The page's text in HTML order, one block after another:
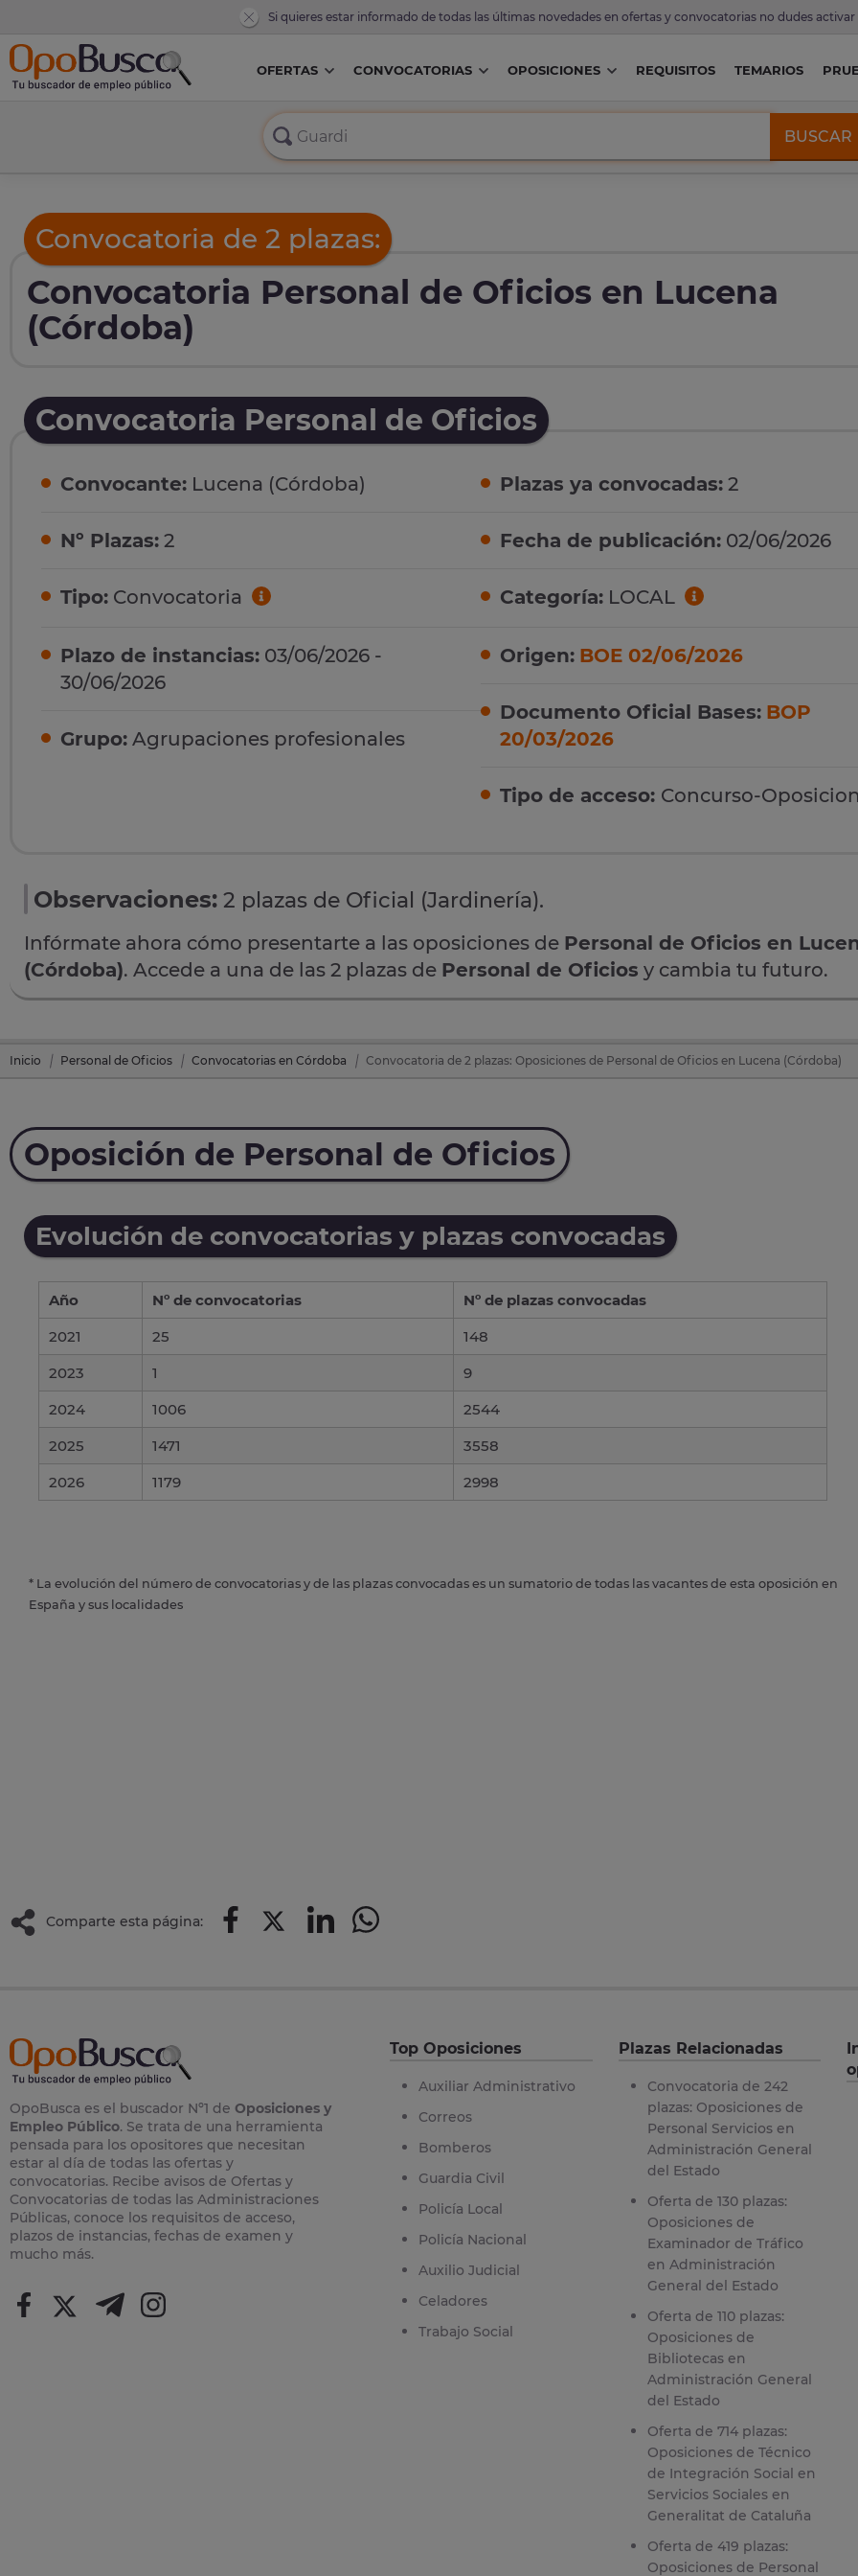
Si quieres estar informado de todas las últimas novedades en ofertas y convocatorias no dudes activar
OFERTAS CONVOCATORIAS OPOSICIONES REQUISITOS TEMARIOS
BUSCAR
Convocatoria de 2 plazas:
Convocatoria Personal de Oficios en Lucena
(Córdoba)
Convocatoria Personal de Oficios
Convocante: Lucena (Córdoba)
Nº Plazas: 2
Tipo: Convocatoria
Plazo de instancias: 03/06/2026 -
30/06/2026
Grupo: Agrupaciones profesionales
Plazas ya convocadas: 2
Fecha de publicación: 02/06/2026
Categoría: LOCAL
Origen: BOE 02/06/2026
Documento Oficial Bases: BOP
20/03/2026
Tipo de acceso: Concurso-Oposicion
Observaciones: 2 plazas de Oficial (Jardinería).
Infórmate ahora cómo presentarte a las oposiciones de Personal de Oficios en
(Córdoba). Accede a una de las 2 plazas de Personal de Oficios y cambia tu futuro.
Inicio Personal de Oficios Convocatorias en Córdoba Convocatoria de 2 plazas: Oposiciones de Personal de Oficios en Lucena (Córdoba)
Oposición de Personal de Oficios
Evolución de convocatorias y plazas convocadas
Año Nº de convocatorias
Nº de plazas convocadas
2021
25
148
2023
1
9
2024
1006
2544
2025
1471
3558
2026
1179 2998
* La evolución del número de convocatorias y de las plazas convocadas es un sumatorio de todas las vacantes de esta oposición en
España y sus localidades
Comparte esta página:
OpoBusca es el buscador Nº1 de Oposiciones y
Empleo Público. Se trata de una herramienta
pensada para los opositores que necesitan
estar al día de todas las ofertas y
convocatorias. Recibe avisos de Ofertas y
Convocatorias de todas las Administraciones
Públicas, conoce los requisitos de acceso,
plazos de instancias, fechas de examen y
mucho más.
Top Oposiciones
Auxiliar Administrativo
Correos
Bomberos
Guardia Civil
Policía Local
Policía Nacional
Auxilio Judicial
Celadores
Trabajo Social
Plazas Relacionadas
Convocatoria de 242
plazas: Oposiciones de
Personal Servicios en
Administración General
del Estado
Oferta de 130 plazas:
Oposiciones de
Examinador de Tráfico
en Administración
General del Estado
Oferta de 110 plazas:
Oposiciones de
Bibliotecas en
Administración General
del Estado
Oferta de 714 plazas:
Oposiciones de Técnico
de Integración Social en
Servicios Sociales en
Generalitat de Cataluña
Oferta de 419 plazas:
Oposiciones de Personal